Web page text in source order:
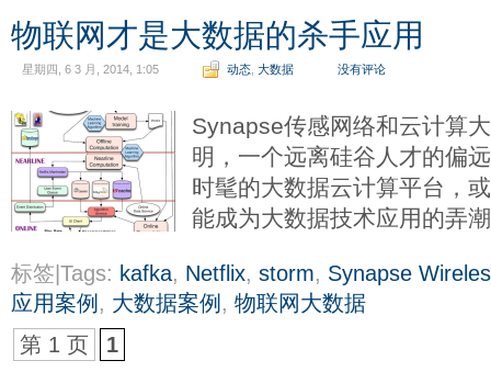
物联网才是大数据的杀手应用
星期四, 6 3 月, 2014, 1:05 动态 大数据 没有评论
Synapse传感网络和云计算
明，一个远离硅谷人才的偏
时髦的大数据云计算平台，
能成为大数据技术应用的弄
标签|Tags: kafka, Netflix, storm, Synapse
应用案例 , 大数据案例 , 物联网大数据
第 1 页
1